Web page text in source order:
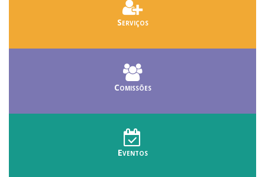
Serviços
Comissões
Eventos